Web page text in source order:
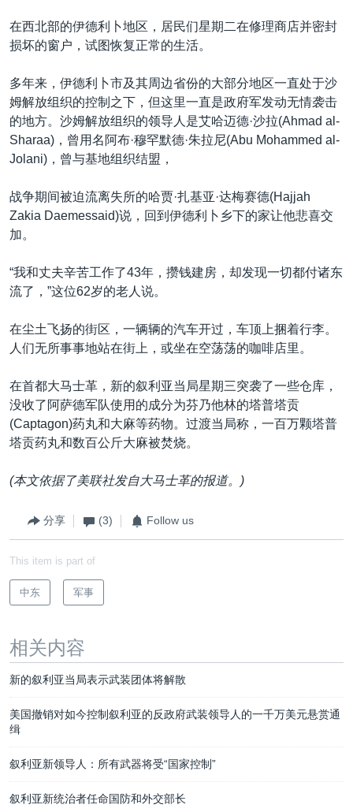
在西北部的伊德利卜地区，居民们星期二在修理商店并密封
损坏的窗户，试图恢复正常的生活。
多年来，伊德利卜市及其周边省份的大部分地区一直处于沙
姆解放组织的控制之下，但这里一直是政府军发动无情袭击
的地方。沙姆解放组织的领导人是艾哈迈德·沙拉(Ahmad al-
Sharaa)，曾用名阿布·穆罕默德·朱拉尼(Abu Mohammed al-
Jolani)，曾与基地组织结盟，
战争期间被迫流离失所的哈贾·扎基亚·达梅赛德(Hajjah
Zakia Daemessaid)说，回到伊德利卜乡下的家让他悲喜交
加。
“我和丈夫辛苦工作了43年，攒钱建房，却发现一切都付诸东
流了，”这位62岁的老人说。
在尘土飞扬的街区，一辆辆的汽车开过，车顶上捆着行李。
人们无所事事地站在街上，或坐在空荡荡的咖啡店里。
在首都大马士革，新的叙利亚当局星期三突袭了一些仓库，
没收了阿萨德军队使用的成分为芬乃他林的塔普塔贡
(Captagon)药丸和大麻等药物。过渡当局称，一百万颗塔普
塔贡药丸和数百公斤大麻被焚烧。
(本文依据了美联社发自大马士革的报道。)
分享 (3) Follow us
This item is part of
中东 军事
相关内容
新的叙利亚当局表示武装团体将解散
美国撤销对如今控制叙利亚的反政府武装领导人的一千万美元悬赏通
缉
叙利亚新领导人：所有武器将受“国家控制”
叙利亚新统治者任命国防和外交部长